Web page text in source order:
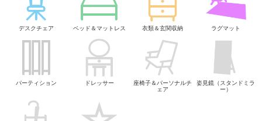
デスクチェア ベッド＆マットレス 衣類＆玄関収納 ラグマット
パーティション ドレッサー
座椅子＆パーソナルチ
ェア
姿見鏡（スタンドミラ
ー）